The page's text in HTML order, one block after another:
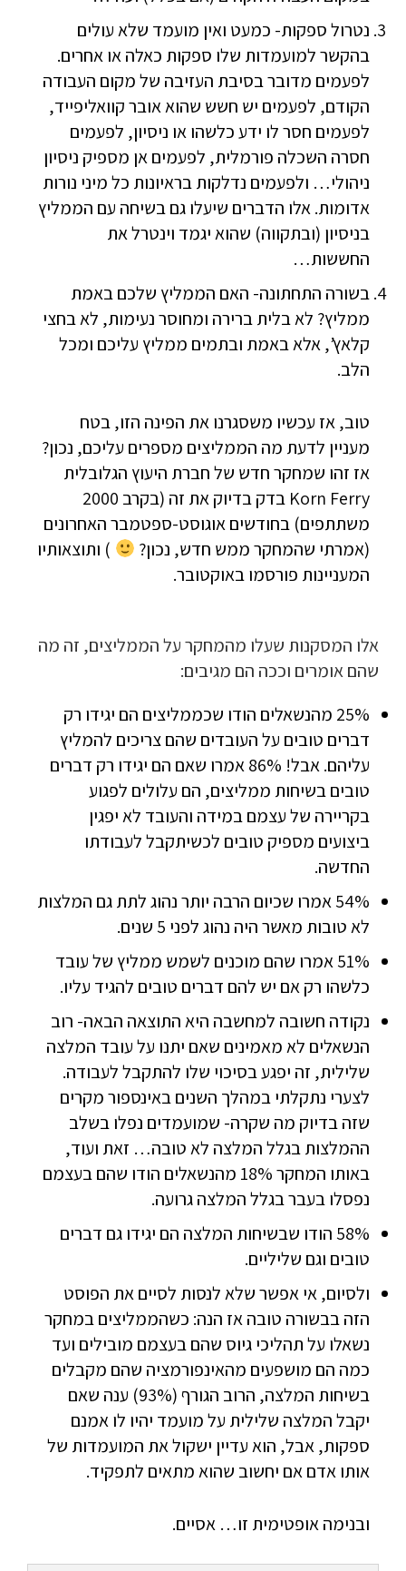
נטרול ספקות- כמעט ואין מועמד שלא עולים
בהקשר למועמדות שלו ספקות כאלה או אחרים.
לפעמים מדובר בסיבת העזיבה של מקום העבודה
הקודם, לפעמים יש חשש שהוא אובר קוואליפייד,
לפעמים חסר לו ידע כלשהו או ניסיון, לפעמים
חסרה השכלה פורמלית, לפעמים אן מספיק ניסיון
ניהולי… ולפעמים נדלקות בראיונות כל מיני נורות
אדומות. אלו הדברים שיעלו גם בשיחה עם הממליץ
בניסיון (ובתקווה) שהוא יגמד וינטרל את
החששות…
בשורה התחתונה- האם הממליץ שלכם באמת
ממליץ? לא בלית ברירה ומחוסר נעימות, לא בחצי
קלאץ’, אלא באמת ובתמים ממליץ עליכם ומכל
הלב.
טוב, אז עכשיו משסגרנו את הפינה הזו, בטח
מעניין לדעת מה הממליצים מספרים עליכם, נכון?
אז זהו שמחקר חדש של חברת היעוץ הגלובלית
Korn Ferry בדק בדיוק את זה (בקרב 2000
משתתפים) בחודשים אוגוסט-ספטמבר האחרונים
(אמרתי שהמחקר ממש חדש, נכון?
) ותוצאותיו
המעניינות פורסמו באוקטובר.
אלו המסקנות שעלו מהמחקר על הממליצים, זה מה
שהם אומרים וככה הם מגיבים:
25% מהנשאלים הודו שכממליצים הם יגידו רק
דברים טובים על העובדים שהם צריכים להמליץ
עליהם. אבל! 86% אמרו שאם הם יגידו רק דברים
טובים בשיחות ממליצים, הם עלולים לפגוע
בקריירה של עצמם במידה והעובד לא יפגין
ביצועים מספיק טובים לכשיתקבל לעבודתו
החדשה.
54% אמרו שכיום הרבה יותר נהוג לתת גם המלצות
לא טובות מאשר היה נהוג לפני 5 שנים.
51% אמרו שהם מוכנים לשמש ממליץ של עובד
כלשהו רק אם יש להם דברים טובים להגיד עליו.
נקודה חשובה למחשבה היא התוצאה הבאה- רוב
הנשאלים לא מאמינים שאם יתנו על עובד המלצה
שלילית, זה יפגע בסיכוי שלו להתקבל לעבודה.
לצערי נתקלתי במהלך השנים באינספור מקרים
שזה בדיוק מה שקרה- שמועמדים נפלו בשלב
ההמלצות בגלל המלצה לא טובה… זאת ועוד,
באותו המחקר 18% מהנשאלים הודו שהם בעצמם
נפסלו בעבר בגלל המלצה גרועה.
58% הודו שבשיחות המלצה הם יגידו גם דברים
טובים וגם שליליים.
ולסיום, אי אפשר שלא לנסות לסיים את הפוסט
הזה בבשורה טובה אז הנה: כשהממליצים במחקר
נשאלו על תהליכי גיוס שהם בעצמם מובילים ועד
כמה הם מושפעים מהאינפורמציה שהם מקבלים
בשיחות המלצה, הרוב הגורף (93%) ענה שאם
יקבל המלצה שלילית על מועמד יהיו לו אמנם
ספקות, אבל, הוא עדיין ישקול את המועמדות של
אותו אדם אם יחשוב שהוא מתאים לתפקיד.
ובנימה אופטימית זו… אסיים.